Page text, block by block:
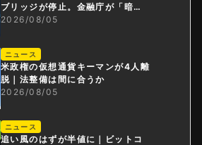
ブリッジが停止。金融庁が「暗号
資産・ステーブルコイン課」新設
2026/08/05
ニュース
米政権の仮想通貨キーマンが4人離
脱｜法整備は間に合うか
2026/08/05
ニュース
追い風のはずが半値に｜ビットコ